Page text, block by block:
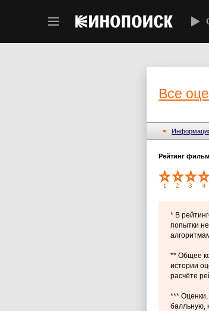
Все
Рейтинг
* В
попытки
** Общее
истории
расчёте
***
балльную,